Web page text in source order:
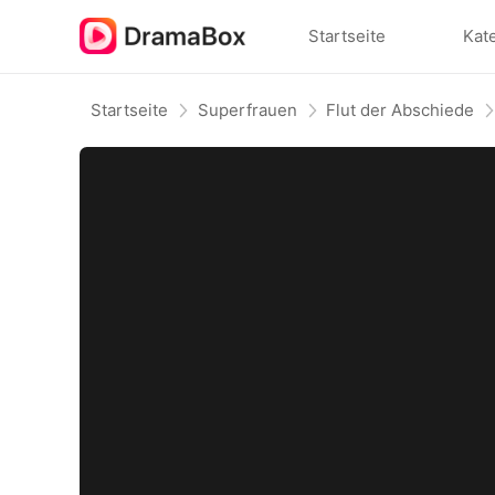
Startseite
Startseite Superfrauen Flut der Abschiede